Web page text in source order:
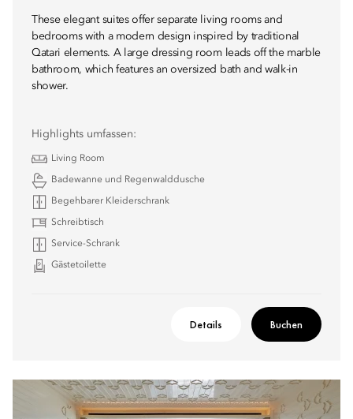
These elegant suites offer separate living rooms and
bedrooms with a modern design inspired by traditional
Qatari elements. A large dressing room leads off the marble
bathroom, which features an oversized bath and walk-in
shower.
Highlights umfassen:
Living Room
Badewanne und Regenwalddusche
Begehbarer Kleiderschrank
Schreibtisch
Service-Schrank
Gästetoilette
Details Buchen